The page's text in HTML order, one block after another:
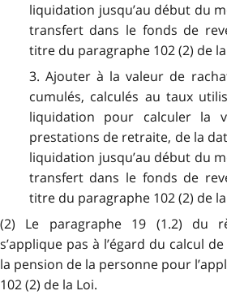
liquidation jusqu’au début du
transfert dans le fonds de
titre du paragraphe 102 (2) de
3. Ajouter à la valeur de
cumulés, calculés au taux
liquidation pour calculer la
prestations de retraite, de la
liquidation jusqu’au début du
transfert dans le fonds de
titre du paragraphe 102 (2) de
(2) Le paragraphe 19 (1.2) du
s’applique pas à l’égard du calcul
la pension de la personne pour
102 (2) de la Loi.